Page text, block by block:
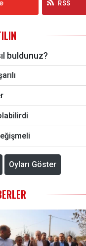
RSS
buldunuz?
Oyları Göster